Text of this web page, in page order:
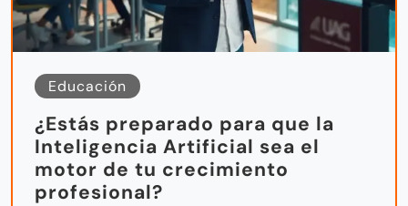
Educación
¿Estás preparado para que la
Inteligencia Artificial sea el
motor de tu crecimiento
profesional?